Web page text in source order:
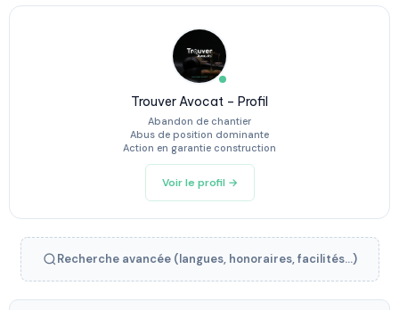
Trouver Avocat – Profil
Abandon de chantier
Abus de position dominante
Action en garantie construction
Voir le profil →
Recherche avancée (langues, honoraires, facilités...)